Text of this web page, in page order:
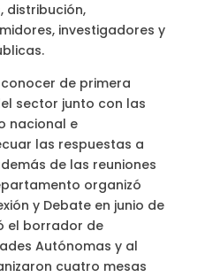
distribución,
investigadores y
de primera
sector junto con las
nacional e
las respuestas a
de las reuniones
organizó
y Debate en junio de
el borrador de
Autónomas y al
cuatro mesas